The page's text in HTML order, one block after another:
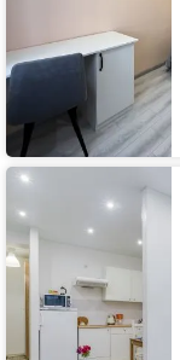
Апартаменты
Исторический
Владимир